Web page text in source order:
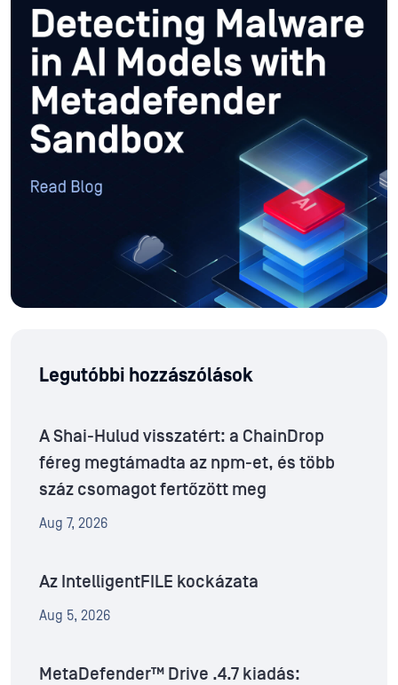
Legutóbbi hozzászólások
A Shai-Hulud visszatért: a ChainDrop
féreg megtámadta az npm-et, és több
száz csomagot fertőzött meg
Aug 7, 2026
Az IntelligentFILE kockázata
Aug 5, 2026
MetaDefender™ Drive .4.7 kiadás: